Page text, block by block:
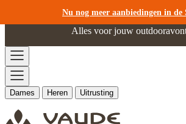
Nu nog meer aanbiedingen in de
Ga naar de inhoud
Alles voor jouw
Dames Heren Uitrusting